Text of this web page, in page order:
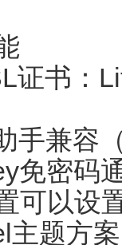
证书：
手兼容
免密码
可以设
主题方案